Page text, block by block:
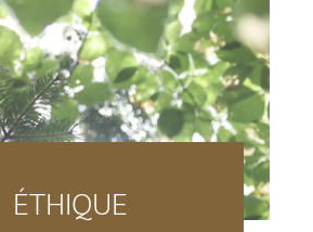
ÉTHIQUE